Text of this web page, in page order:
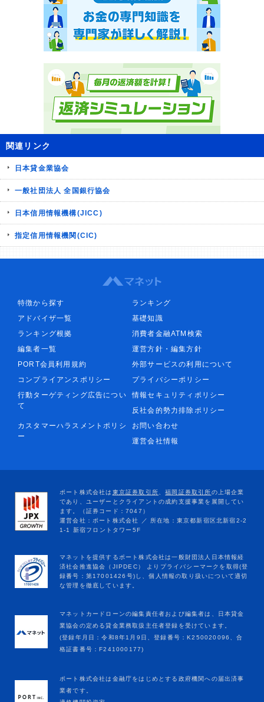
関連リンク
日本貸金業協会
一般社団法人 全国銀行協会
日本信用情報機構(JICC)
指定信用情報機関(CIC)
特徴から探す
ランキング
アドバイザ一覧
基礎知識
ランキング根拠
消費者金融ATM検索
編集者一覧
運営方針・編集方針
PORT会員利用規約
外部サービスの利用について
コンプライアンスポリシー
プライバシーポリシー
行動ターゲティング広告につい
て
情報セキュリティポリシー
反社会的勢力排除ポリシー
カスタマーハラスメントポリシ
ー
お問い合わせ
運営会社情報
マネットカードローンの編集責任者および編集者は、日本貸金
業協会の定める貸金業務取扱主任者登録を受けています。
(登録年月日：令和8年1月9日、登録番号：K250020096、合
格証書番号：F241000177)
ポート株式会社は金融庁をはじめとする政府機関への届出済事
業者です。